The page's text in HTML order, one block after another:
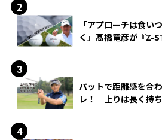
「アプローチは食い
く」髙橋竜彦が『Z-
パットで距離感を合
レ！ 上りは長く持